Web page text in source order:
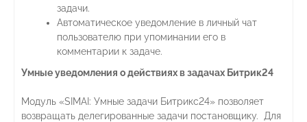
задачи.
Автоматическое уведомление в личный чат
пользователю при упоминании его в
комментарии к задаче.
Умные уведомления о действиях в задачах Битрик24
Модуль «SIMAI: Умные задачи Битрикс24» позволяет
возвращать делегированные задачи постановщику. Для